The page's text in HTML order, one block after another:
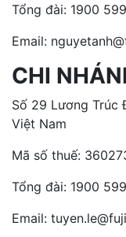
Tổng đài: 1900
Email:
CHI
Số 29 Lương Trúc
Việt Nam
Mã số thuế:
Tổng đài: 1900
Email: